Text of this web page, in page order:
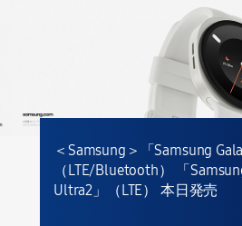
＜Samsung＞「Samsung
（LTE/Bluetooth） 「Samsung
Ultra2」（LTE） 本日発売